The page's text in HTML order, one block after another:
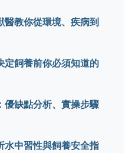
醫教你從環境、疾病到
定飼養前你必須知道的
優缺點分析、實操步驟
水中習性與飼養安全指